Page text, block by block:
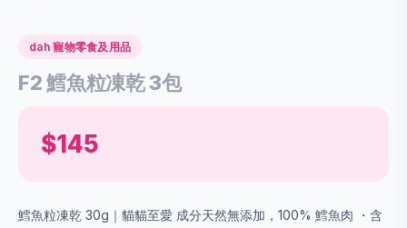
dah 寵物零食及用品
F2 鱈魚粒凍乾 3包
$145
鱈魚粒凍乾 30g｜貓貓至愛 成分天然無添加，100% 鱈魚肉 ・含